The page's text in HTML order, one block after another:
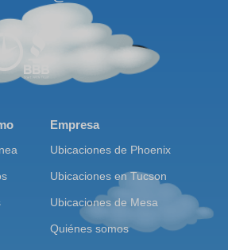
Empresa
Ubicaciones de Phoenix
Ubicaciones en Tucson
Ubicaciones de Mesa
Quiénes somos